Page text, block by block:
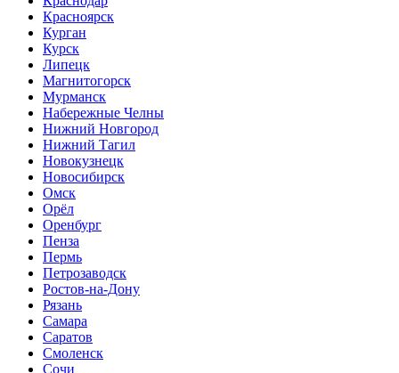
Красноярск
Курган
Курск
Липецк
Магнитогорск
Мурманск
Набережные Челны
Нижний Новгород
Нижний Тагил
Новокузнецк
Новосибирск
Омск
Орёл
Оренбург
Пенза
Пермь
Петрозаводск
Ростов-на-Дону
Рязань
Самара
Саратов
Смоленск
Сочи